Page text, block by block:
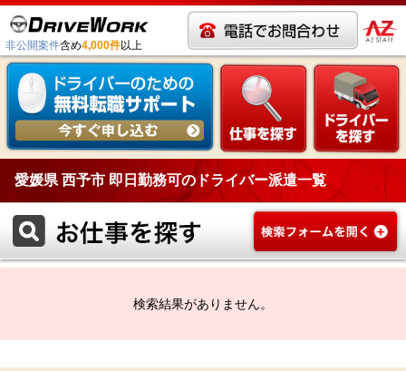
非公開案件含め4,000件以上
愛媛県 西予市 即日勤務可のドライバー派遣一覧
検索結果がありません。